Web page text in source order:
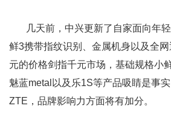
几天前，中兴更新了自家面向年
鲜3携带指纹识别、金属机身以及全
元的价格剑指千元市场，基础规格小
魅蓝metal以及乐1S等产品吸睛是事
ZTE，品牌影响力方面将有加分。